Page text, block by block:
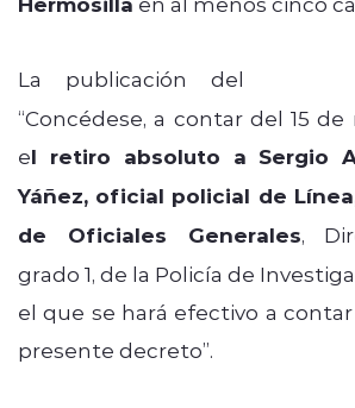
La publicación del
“Concédese, a contar del 15
el retiro absoluto a Sergio
Yáñez, oficial policial de
de Oficiales Generales,
grado 1, de la Policía de
el que se hará efectivo a
presente decreto”.